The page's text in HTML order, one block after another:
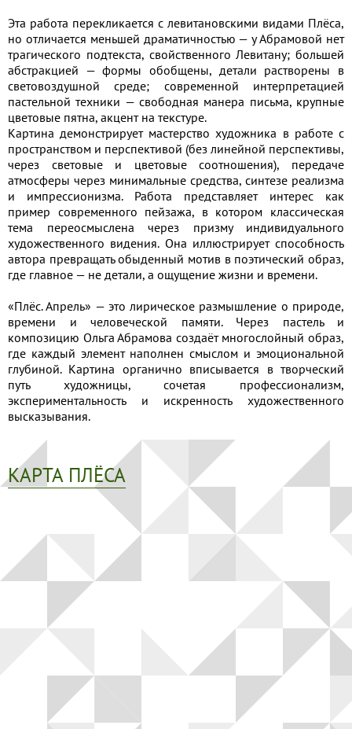
Эта работа перекликается с левитановскими видами Плёса,
но отличается меньшей драматичностью — у Абрамовой нет
трагического подтекста, свойственного Левитану; большей
абстракцией — формы обобщены, детали растворены в
световоздушной среде; современной интерпретацией
пастельной техники — свободная манера письма, крупные
цветовые пятна, акцент на текстуре.
Картина демонстрирует мастерство художника в работе с
пространством и перспективой (без линейной перспективы,
через световые и цветовые соотношения), передаче
атмосферы через минимальные средства, синтезе реализма
и импрессионизма. Работа представляет интерес как
пример современного пейзажа, в котором классическая
тема переосмыслена через призму индивидуального
художественного видения. Она иллюстрирует способность
автора превращать обыденный мотив в поэтический образ,
где главное — не детали, а ощущение жизни и времени.
«Плёс. Апрель» — это лирическое размышление о природе,
времени и человеческой памяти. Через пастель и
композицию Ольга Абрамова создаёт многослойный образ,
где каждый элемент наполнен смыслом и эмоциональной
глубиной. Картина органично вписывается в творческий
путь художницы, сочетая профессионализм,
экспериментальность и искренность художественного
высказывания.
КАРТА ПЛЁСА